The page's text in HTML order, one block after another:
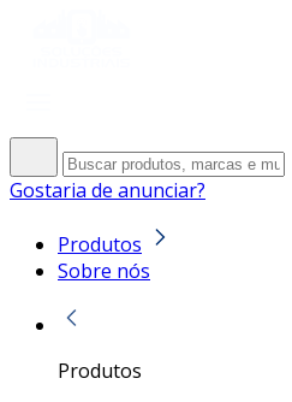
Gostaria de anunciar?
Produtos
Sobre nós
Produtos